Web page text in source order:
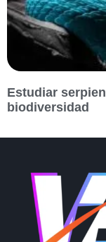
Estudiar
biodiversidad